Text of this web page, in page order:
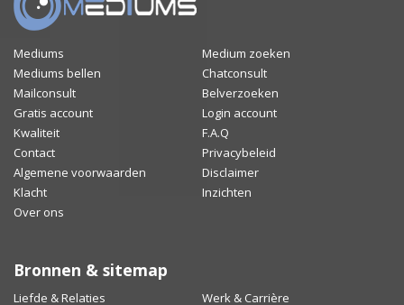
Mediums
Medium zoeken
Mediums bellen
Chatconsult
Mailconsult
Belverzoeken
Gratis account
Login account
Kwaliteit
F.A.Q
Contact
Privacybeleid
Algemene voorwaarden
Disclaimer
Klacht
Inzichten
Over ons
Bronnen & sitemap
Liefde & Relaties Werk & Carrière